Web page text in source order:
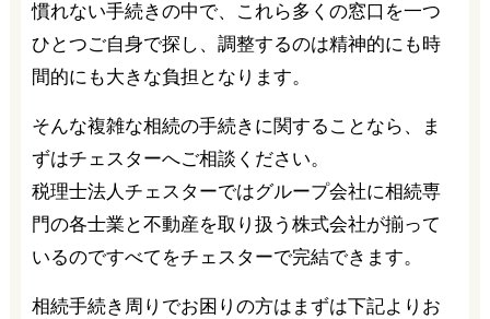
慣れない手続きの中で、これら多くの窓口を一つ
ひとつご自身で探し、調整するのは精神的にも時
間的にも大きな負担となります。
そんな複雑な相続の手続きに関することなら、ま
ずはチェスターへご相談ください。
税理士法人チェスターではグループ会社に相続専
門の各士業と不動産を取り扱う株式会社が揃って
いるのですべてをチェスターで完結できます。
相続手続き周りでお困りの方はまずは下記よりお